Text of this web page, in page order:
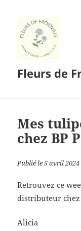
Fleurs de
Mes
chez BP
Publié le 5 avril 2024
Retrouvez ce
distributeur
Alicia